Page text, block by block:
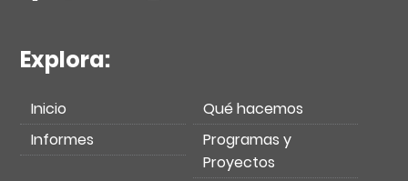
Explora:
Inicio
Qué hacemos
Informes
Programas y
Proyectos